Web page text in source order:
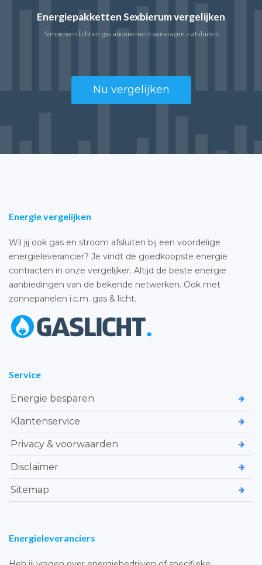
Energiepakketten Sexbierum vergelijken
Simpel een licht en gas abonnement aanvragen + afsluiten
Nu vergelijken
Energie vergelijken
Wil jij ook gas en stroom afsluiten bij een voordelige
energieleverancier? Je vindt de goedkoopste energie
contracten in onze vergelijker. Altijd de beste energie
aanbiedingen van de bekende netwerken. Ook met
zonnepanelen i.c.m. gas & licht.
Service
Energie besparen
Klantenservice
Privacy & voorwaarden
Disclaimer
Sitemap
Energieleveranciers